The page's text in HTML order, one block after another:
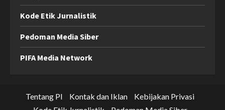
Kode Etik Jurnalistik
Pedoman Media Siber
PIFA Media Network
Tentang PI Kontak dan Iklan
Kebijakan Privasi